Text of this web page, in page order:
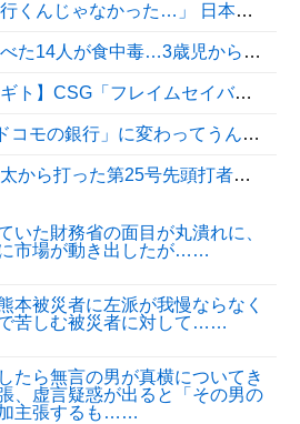
を知ってしまったディズニー信者、帰国後『本家』に失望する事態に
人が食中毒…3歳児から75歳まで被害
「フレイムセイバー」【プレバン受注開始】
」に変わってうんざりしてるやつｗｗｗｗｗｗｗ
ームランに全米騒然！←「トモダチから打つのが好きだね」（海外の反応）
売り場で唐揚げを食う中国人の子供
いた財務省の面目が丸潰れに、
市場が動き出したが……
本被災者に左派が我慢ならなく
苦しむ被災者に対して……
たら無言の男が真横についてき
、虚言疑惑が出ると「その男の
主張するも……